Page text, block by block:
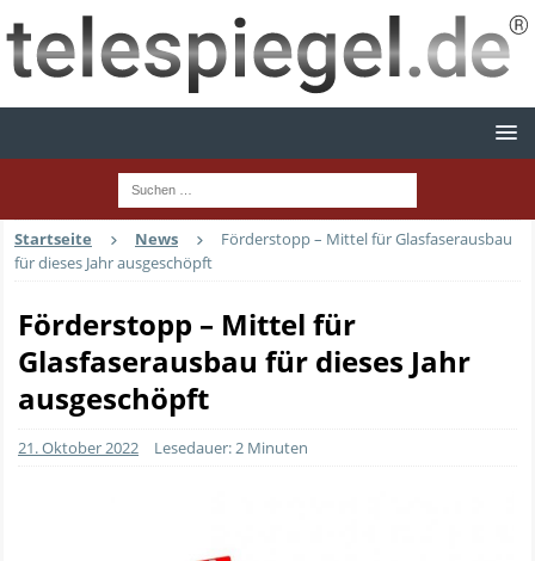
Startseite News
Förderstopp – Mittel für Glasfaserausbau
für dieses Jahr ausgeschöpft
Förderstopp – Mittel für
Glasfaserausbau für dieses Jahr
ausgeschöpft
21. Oktober 2022 Lesedauer: 2 Minuten